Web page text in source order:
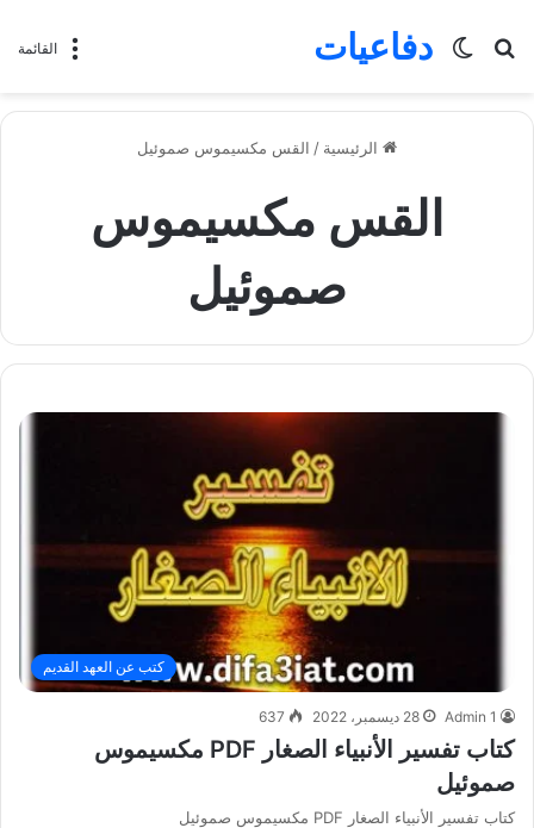
القائمة دفاعيات
بحث
الوضع
الرئيسية / القس مكسيموس صموئيل
القس مكسيموس
صموئيل
كتب عن العهد القديم
Admin 1 28 ديسمبر، 2022 637
كتاب تفسير الأنبياء الصغار PDF مكسيموس
صموئيل
كتاب تفسير الأنبياء الصغار PDF مكسيموس صموئيل